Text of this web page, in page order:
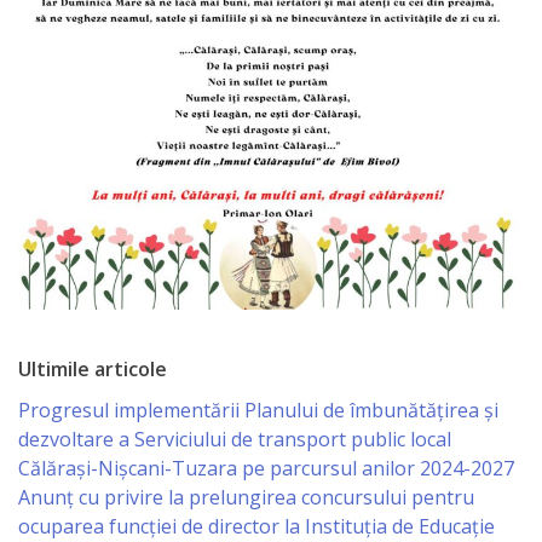
Primăriei
colaboratorilor
Primăriei
Călăraşi
Contabilitate
Arhitectură
şi
Urbanism
Ultimile articole
Progresul implementării Planului de îmbunătățirea și
dezvoltare a Serviciului de transport public local
Călărași-Nișcani-Tuzara pe parcursul anilor 2024-2027
Anunț cu privire la prelungirea concursului pentru
ocuparea funcţiei de director la Instituția de Educație